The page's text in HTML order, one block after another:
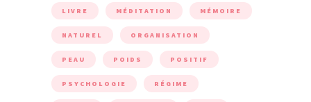
LIVRE MÉDITATION MÉMOIRE
NATUREL ORGANISATION
PEAU POIDS POSITIF
PSYCHOLOGIE RÉGIME